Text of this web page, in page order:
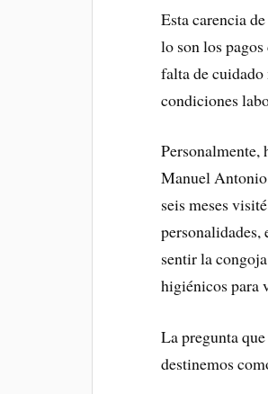
Esta carencia
lo son los
falta de cuidado
condiciones
Personalmente,
Manuel
seis meses
sentir la
higiénicos para
La pregunta
destinemos